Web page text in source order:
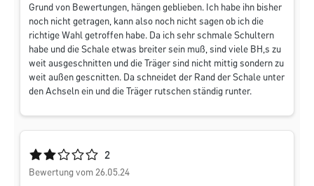
Grund von Bewertungen, hängen geblieben. Ich habe ihn bisher
noch nicht getragen, kann also noch nicht sagen ob ich die
richtige Wahl getroffen habe. Da ich sehr schmale Schultern
habe und die Schale etwas breiter sein muß, sind viele BH,s zu
weit ausgeschnitten und die Träger sind nicht mittig sondern zu
weit außen gescnitten. Da schneidet der Rand der Schale unter
den Achseln ein und die Träger rutschen ständig runter.
Durchschnittliche Bewertung von 2 von 5 Sternen
2
Bewertung vom 26.05.24